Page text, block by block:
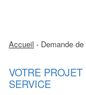
Accueil - Demande
VOTRE
SERVICE